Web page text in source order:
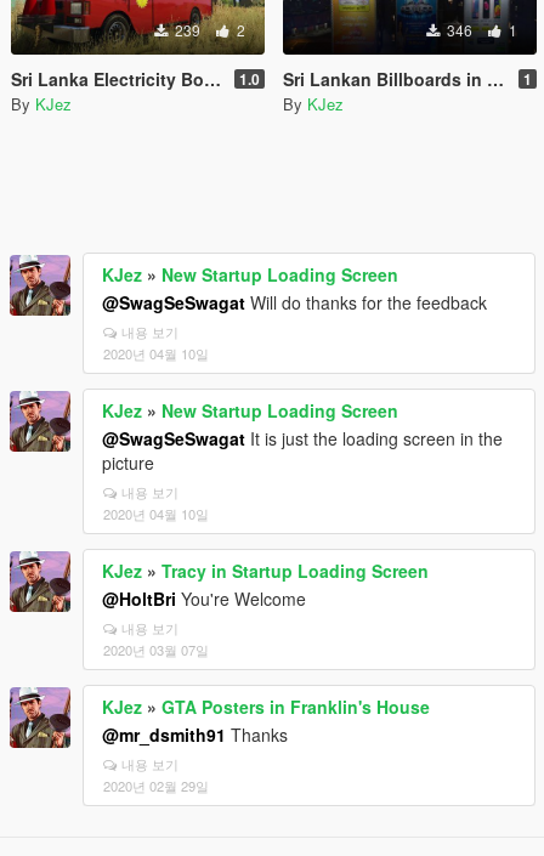
239 2
Sri Lanka Electricity Board 1.0
By KJez
346 1
Sri Lankan Billboards in Downtown 1
By KJez
KJez » New Startup Loading Screen
@SwagSeSwagat Will do thanks for the feedback
내용 보기
2020년 04월 10일
KJez » New Startup Loading Screen
@SwagSeSwagat It is just the loading screen in the
picture
내용 보기
2020년 04월 10일
KJez » Tracy in Startup Loading Screen
@HoltBri You're Welcome
내용 보기
2020년 03월 07일
KJez » GTA Posters in Franklin's House
@mr_dsmith91 Thanks
내용 보기
2020년 02월 29일